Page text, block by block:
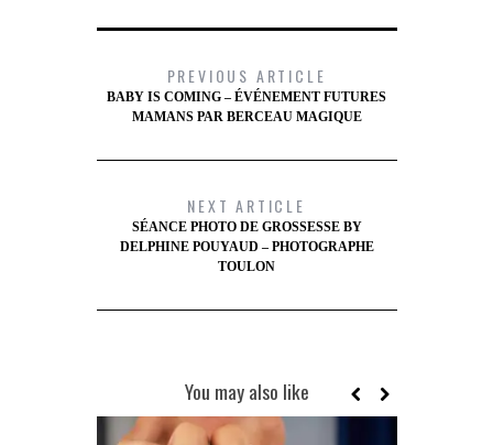
PREVIOUS ARTICLE
BABY IS COMING – ÉVÉNEMENT FUTURES
MAMANS PAR BERCEAU MAGIQUE
NEXT ARTICLE
SÉANCE PHOTO DE GROSSESSE BY
DELPHINE POUYAUD – PHOTOGRAPHE
TOULON
You may also like